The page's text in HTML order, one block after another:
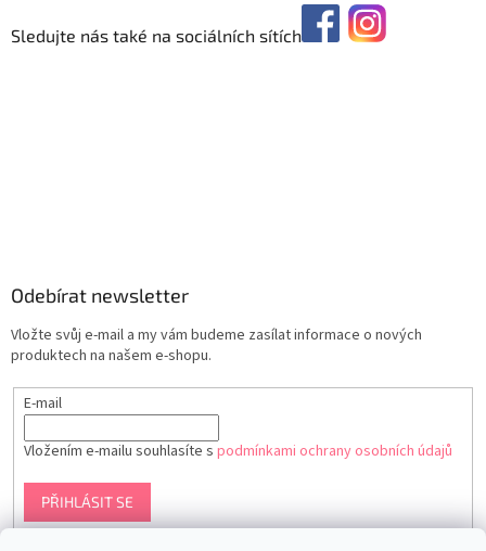
Sledujte nás také na sociálních sítích
Odebírat newsletter
Vložte svůj e-mail a my vám budeme zasílat informace o nových
produktech na našem e-shopu.
E-mail
Vložením e-mailu souhlasíte s podmínkami ochrany osobních údajů
PŘIHLÁSIT SE